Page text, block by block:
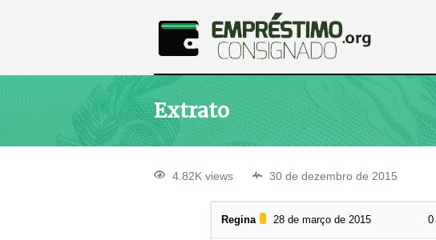
Extrato
4.82K views 30 de dezembro de 2015
Regina 28 de março de 2015 0